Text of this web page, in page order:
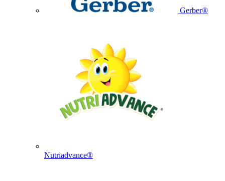
Gerber®
Nutriadvance®